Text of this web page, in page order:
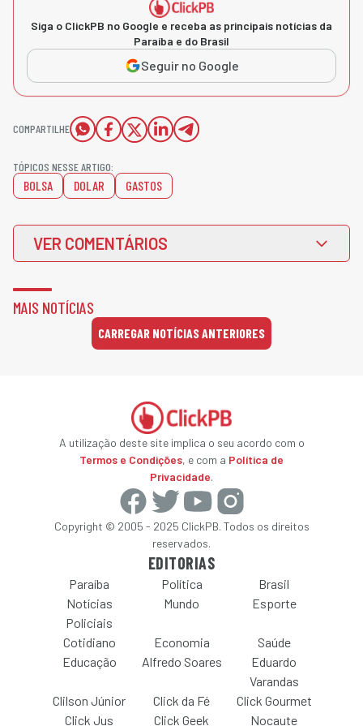
Siga o ClickPB no Google e receba as principais notícias da
Paraíba e do Brasil
Seguir no Google
COMPARTILHE
TÓPICOS NESSE ARTIGO:
BOLSA DOLAR GASTOS
VER COMENTÁRIOS
MAIS NOTÍCIAS
CARREGAR NOTÍCIAS ANTERIORES
A utilização deste site implica o seu acordo com o
Termos e Condições, e com a Política de
Privacidade.
Copyright © 2005 - 2025 ClickPB. Todos os direitos
reservados.
EDITORIAS
Paraíba Política
Brasil
Notícias
Policiais
Mundo Esporte
Cotidiano Economia
Saúde
Educação
Alfredo Soares
Eduardo
Varandas
Clilson Júnior
Click da Fé
Click Gourmet
Click Jus
Click Geek Nocaute